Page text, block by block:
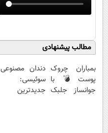
مطالب پیشنهادی
بمباران چروک
پوست💣با
جوانساز جلبک
دندان مصنوعی
سوئیسی:
جدیدترین